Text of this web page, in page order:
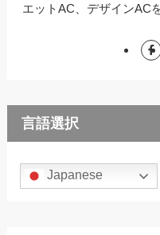
エットAC、デザインAC
言語選択
Japanese